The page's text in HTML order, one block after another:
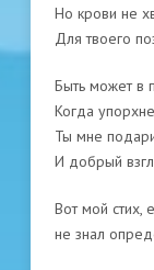
Но крови не
Для твоего
Быть может в
Когда
Ты мне
И добрый
Вот мой стих,
не знал